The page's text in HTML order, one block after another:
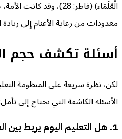
الْعُلَمَاء) (فاطر: 28)،
معدودات من رعاية الأغنام إلى
أسئلة تكشف حجم
لكن، نظرة سريعة على المنظومة
الأسئلة الكاشفة التي تحتاج إلى
1. هل التعليم اليوم يربط بين العلم والإيمان؟